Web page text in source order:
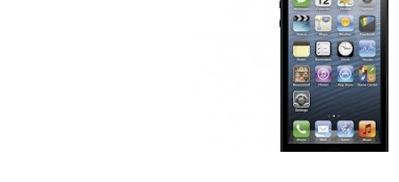
Túi đựng
Bao da Samsung